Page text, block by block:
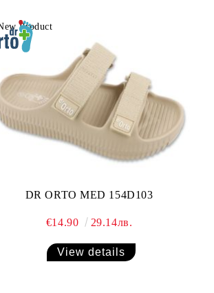
DR ORTO MED 154D103
€14.90 29.14лв.
View details